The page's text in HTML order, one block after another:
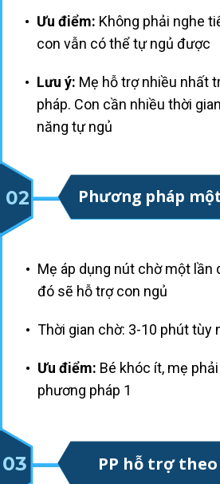
03 PP hỗ trợ
Ưu điểm: Không phải nghe
con vẫn có thể tự ngủ được
Lưu ý: Mẹ hỗ trợ nhiều nhất
pháp. Con cần nhiều thời
năng tự ngủ
Mẹ áp dụng nút ch ờ một lần
đó sẽ hỗ trợ con ngủ
Thời gian chờ: 3-10 phút tùy
Ưu điểm: Bé khóc ít, mẹ
phương pháp 1
Phương pháp
02